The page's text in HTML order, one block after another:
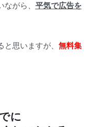
ながら、 平気で広告を
思いますが、 無料集
に